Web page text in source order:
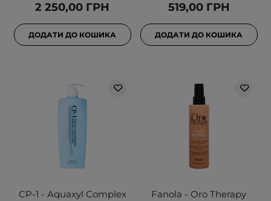
2 250,00 ГРН
ДОДАТИ ДО КОШИКА
519,00 ГРН
ДОДАТИ ДО КОШИКА
CP-1 - Aquaxyl Complex
Fanola - Oro Therapy